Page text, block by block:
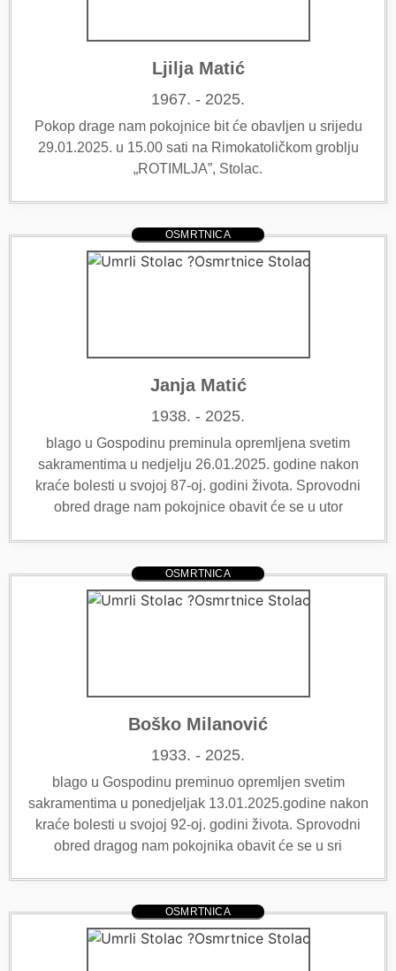
Ljilja Matić
1967. - 2025.
Pokop drage nam pokojnice bit će obavljen u srijedu
29.01.2025. u 15.00 sati na Rimokatoličkom groblju
„ROTIMLJA”, Stolac.
OSMRTNICA
Janja Matić
1938. - 2025.
blago u Gospodinu preminula opremljena svetim
sakramentima u nedjelju 26.01.2025. godine nakon
kraće bolesti u svojoj 87-oj. godini života. Sprovodni
obred drage nam pokojnice obavit će se u utor
OSMRTNICA
Boško Milanović
1933. - 2025.
blago u Gospodinu preminuo opremljen svetim
sakramentima u ponedjeljak 13.01.2025.godine nakon
kraće bolesti u svojoj 92-oj. godini života. Sprovodni
obred dragog nam pokojnika obavit će se u sri
OSMRTNICA